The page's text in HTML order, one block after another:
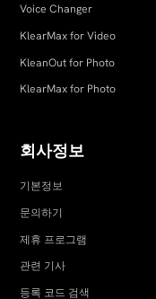
Voice Changer
KlearMax for Video
KleanOut for Photo
KlearMax for Photo
회사정보
기본정보
문의하기
제휴 프로그램
관련 기사
등록 코드 검색